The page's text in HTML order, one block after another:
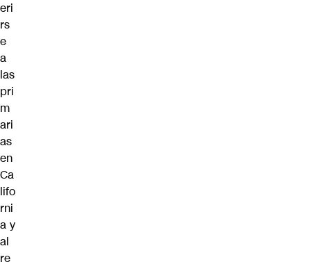
eri
rs
e
a
las
pri
m
ari
as
en
Ca
lifo
rni
a y
al
re